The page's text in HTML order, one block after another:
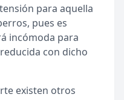
para aquella
pues es
incómoda para
con dicho
existen otros